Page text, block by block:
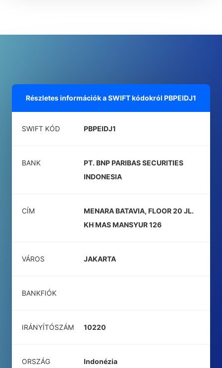
Részletes információk a SWIFT kódokról PBPEIDJ1
SWIFT KÓD PBPEIDJ1
BANK
PT. BNP PARIBAS SECURITIES
INDONESIA
CÍM
MENARA BATAVIA, FLOOR 20 JL.
KH MAS MANSYUR 126
VÁROS JAKARTA
BANKFIÓK
IRÁNYÍTÓSZÁM 10220
ORSZÁG Indonézia